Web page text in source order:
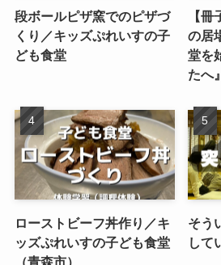
段ボールピザ窯でのピザづ
くり／キッズぷれいすの子
ども食堂
【
の居
堂を
たへ
ローストビーフ丼作り／キ
ッズぷれいすの子ども食堂
（青森市）
そう
して